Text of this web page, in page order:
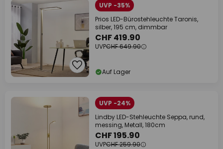
UVP -35%
Prios LED-Bürostehleuchte Taronis,
silber, 195 cm, dimmbar
CHF 419.90
UVPCHF 649.90
Auf Lager
UVP -24%
Lindby LED-Stehleuchte Seppa, rund,
messing, Metall, 180cm
CHF 195.90
UVPCHF 259.90